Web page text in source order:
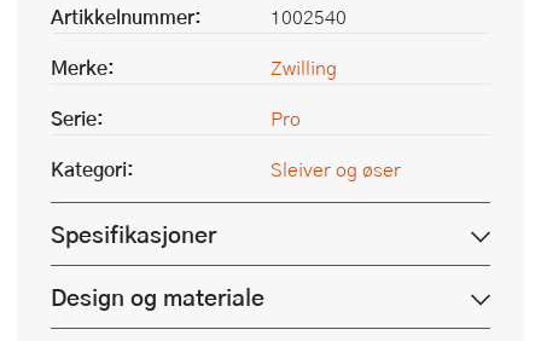
Artikkelnummer:
1002540
Merke:
Zwilling
Serie:
Pro
Kategori:
Sleiver og øser
Spesifikasjoner
Design og materiale